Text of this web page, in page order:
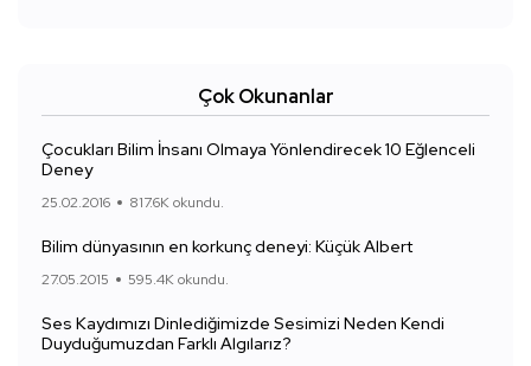
Çok Okunanlar
Çocukları Bilim İnsanı Olmaya Yönlendirecek 10 Eğlenceli
Deney
25.02.2016 817.6K okundu.
Bilim dünyasının en korkunç deneyi: Küçük Albert
27.05.2015 595.4K okundu.
Ses Kaydımızı Dinlediğimizde Sesimizi Neden Kendi
Duyduğumuzdan Farklı Algılarız?